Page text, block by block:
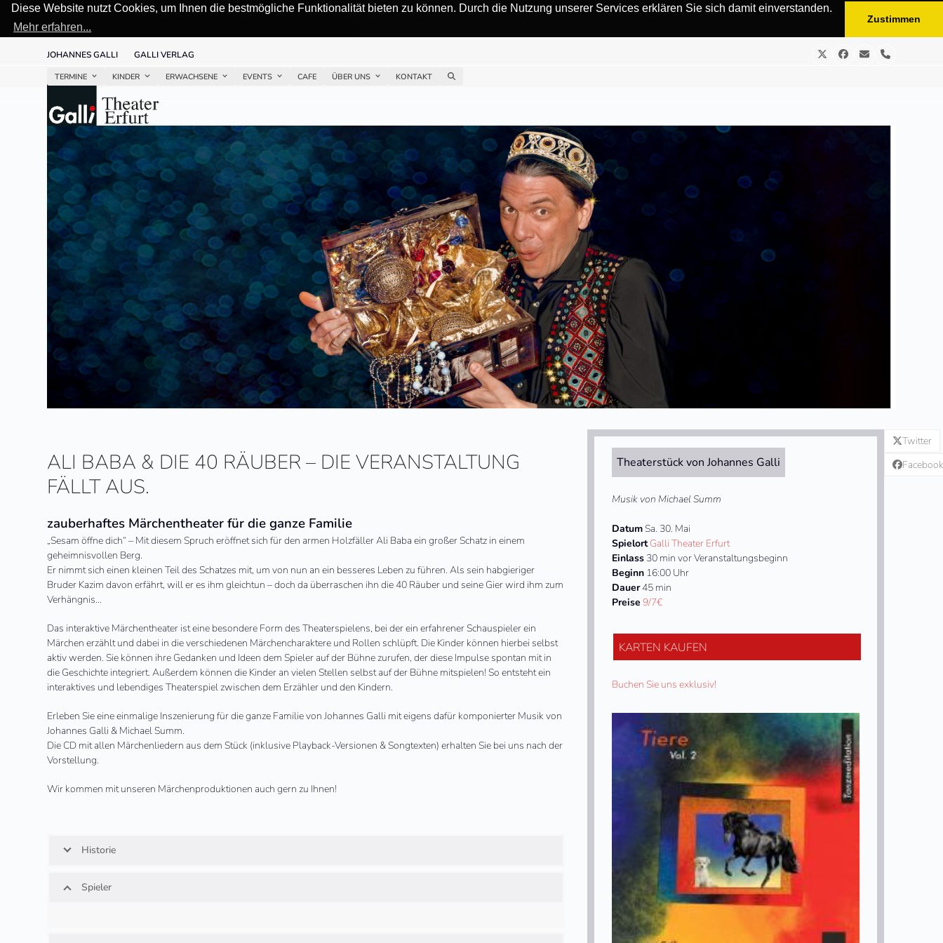
Diese Website nutzt Cookies, um Ihnen die bestmögliche Funktionalität bieten zu können. Durch die Nutzung unserer Services erklären Sie sich damit einverstanden.
Mehr erfahren...
Zustimmen
JOHANNES GALLI GALLI VERLAG TwitterFacebook
E- Telefon
TERMINE KINDER ERWACHSENE EVENTS CAFE ÜBER UNS KONTAKT
ALI BABA & DIE 40 RÄUBER – DIE VERANSTALTUNG
FÄLLT AUS.
zauberhaftes Märchentheater für die ganze Familie
„Sesam öffne dich“ – Mit diesem Spruch eröffnet sich für den armen Holzfäller Ali Baba ein großer Schatz in einem
geheimnisvollen Berg.
Er nimmt sich einen kleinen Teil des Schatzes mit, um von nun an ein besseres Leben zu führen. Als sein habgieriger
Bruder Kazim davon erfährt, will er es ihm gleichtun – doch da überraschen ihn die 40 Räuber und seine Gier wird ihm zum
Verhängnis…
Das interaktive Märchentheater ist eine besondere Form des Theaterspielens, bei der ein erfahrener Schauspieler ein
Märchen erzählt und dabei in die verschiedenen Märchencharaktere und Rollen schlüpft. Die Kinder können hierbei selbst
aktiv werden. Sie können ihre Gedanken und Ideen dem Spieler auf der Bühne zurufen, der diese Impulse spontan mit in
die Geschichte integriert. Außerdem können die Kinder an vielen Stellen selbst auf der Bühne mitspielen! So entsteht ein
interaktives und lebendiges Theaterspiel zwischen dem Erzähler und den Kindern.
Erleben Sie eine einmalige Inszenierung für die ganze Familie von Johannes Galli mit eigens dafür komponierter Musik von
Johannes Galli & Michael Summ.
Die CD mit allen Märchenliedern aus dem Stück (inklusive Playback-Versionen & Songtexten) erhalten Sie bei uns nach der
Vorstellung.
Wir kommen mit unseren Märchenproduktionen auch gern zu Ihnen!
Historie
Spieler
Theaterstück von Johannes Galli
Musik von Michael Summ
DatumSa. 30. Mai
Spielort Galli Theater Erfurt
Einlass 30 min vor Veranstaltungsbeginn
Beginn 16:00 Uhr
Dauer45 min
Preise 9/7€
KARTEN KAUFEN
Buchen Sie uns exklusiv!
Twitter